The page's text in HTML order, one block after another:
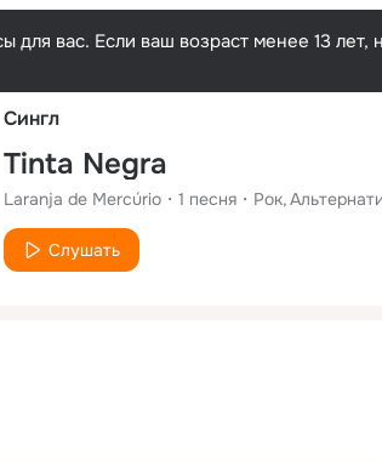
вас. Если ваш возраст менее 13
Сингл
Tinta Negra
Laranja de Mercúrio 1 песня Рок
Слушать